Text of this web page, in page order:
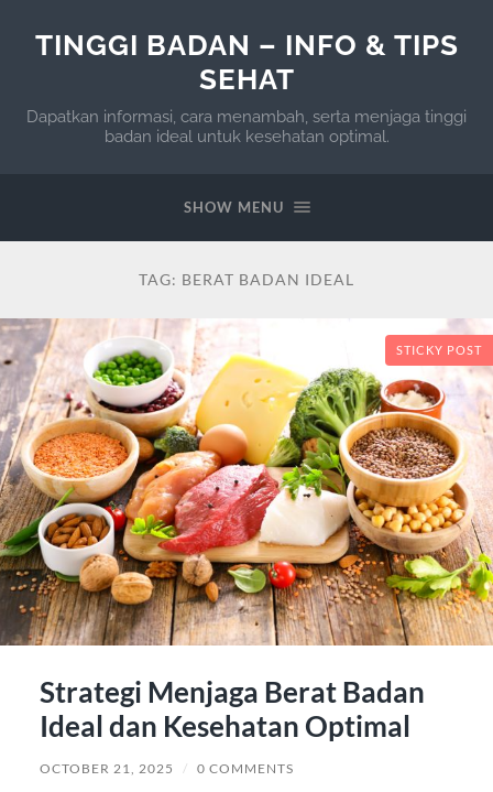
TINGGI BADAN – INFO & TIPS
SEHAT
Dapatkan informasi, cara menambah, serta menjaga tinggi
badan ideal untuk kesehatan optimal.
SHOW MENU
TAG: BERAT BADAN IDEAL
STICKY POST
Strategi Menjaga Berat Badan
Ideal dan Kesehatan Optimal
OCTOBER 21, 2025 / 0 COMMENTS